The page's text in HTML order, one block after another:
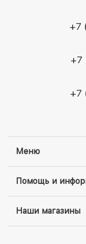
Меню
Помощь и
Наши магазины
+7
+7
+7